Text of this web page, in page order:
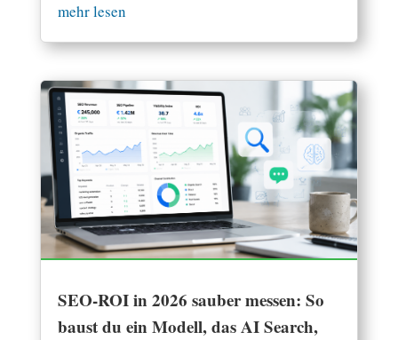
mehr lesen
SEO-ROI in 2026 sauber messen: So
baust du ein Modell, das AI Search,